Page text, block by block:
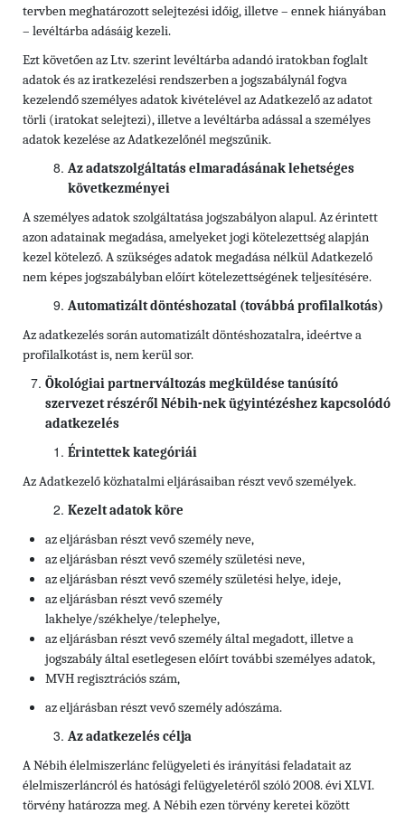
tervben meghatározott selejtezési időig, illetve – ennek hiányában
– levéltárba adásáig kezeli.
Ezt követően az Ltv. szerint levéltárba adandó iratokban foglalt
adatok és az iratkezelési rendszerben a jogszabálynál fogva
kezelendő személyes adatok kivételével az Adatkezelő az adatot
törli (iratokat selejtezi), illetve a levéltárba adással a személyes
adatok kezelése az Adatkezelőnél megszűnik.
Az adatszolgáltatás elmaradásának lehetséges
következményei
A személyes adatok szolgáltatása jogszabályon alapul. Az érintett
azon adatainak megadása, amelyeket jogi kötelezettség alapján
kezel kötelező. A szükséges adatok megadása nélkül Adatkezelő
nem képes jogszabályban előírt kötelezettségének teljesítésére.
Automatizált döntéshozatal (továbbá profilalkotás)
Az adatkezelés során automatizált döntéshozatalra, ideértve a
profilalkotást is, nem kerül sor.
Ökológiai partnerváltozás megküldése tanúsító
szervezet részéről Nébih-nek ügyintézéshez kapcsolódó
adatkezelés
Érintettek kategóriái
Az Adatkezelő közhatalmi eljárásaiban részt vevő személyek.
Kezelt adatok köre
az eljárásban részt vevő személy neve,
az eljárásban részt vevő személy születési neve,
az eljárásban részt vevő személy születési helye, ideje,
az eljárásban részt vevő személy
lakhelye/székhelye/telephelye,
az eljárásban részt vevő személy által megadott, illetve a
jogszabály által esetlegesen előírt további személyes adatok,
MVH regisztrációs szám,
az eljárásban részt vevő személy adószáma.
Az adatkezelés célja
A Nébih élelmiszerlánc felügyeleti és irányítási feladatait az
élelmiszerláncról és hatósági felügyeletéről szóló 2008. évi XLVI.
törvény határozza meg. A Nébih ezen törvény keretei között